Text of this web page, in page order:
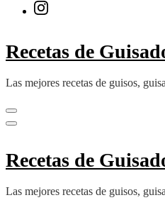
Recetas de
Las mejores recetas de guisos,
Recetas de
Las mejores recetas de guisos,